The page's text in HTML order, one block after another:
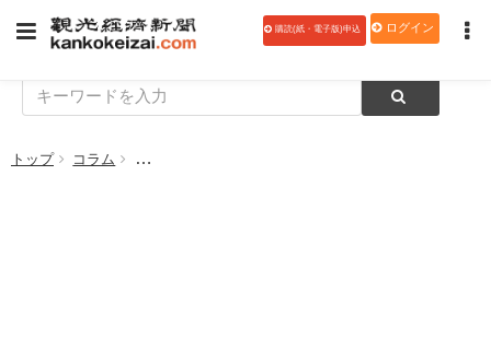
購読(紙・電子版)申込 ログイン
トップ コラム 【地域創生と観光ビジネス5】本土復帰50年の沖縄